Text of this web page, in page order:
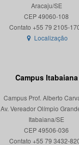
Aracaju/SE
CEP 49060-108
Localização
Campus Itabaiana
Campus Prof. Alberto
Av. Vereador Olímpio
Itabaiana/SE
CEP 49506-036